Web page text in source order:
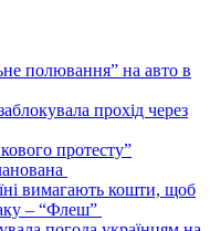
полювання” на авто в
прохід через
протесту”
вимагають кошти, щоб
– “Флеш”